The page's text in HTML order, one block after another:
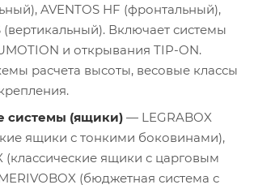
AVENTOS HF (фронтальный),
(вертикальный). Включает системы
и открывания TIP-ON.
расчета высоты, весовые классы
системы (ящики) — LEGRABOX
ящики с тонкими боковинами),
(классические ящики с царговым
(бюджетная система с